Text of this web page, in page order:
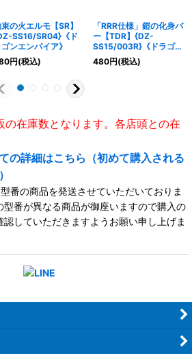
の火エルモ【SR】
SS16/SR04}《ド
ンエンパイア》
円(税込)
「RRR仕様」鎧の化身バ
ー【TDR】{DZ-
SS15/003R}《ドラゴン
エンパイア》
480円(税込)
在庫数となります。各店頭との在
の詳細はこちら（初めて購入される
番の商品を発送させていただいておりま
番が異なる商品が御座いますので購入の
していただきますようお願い申し上げま